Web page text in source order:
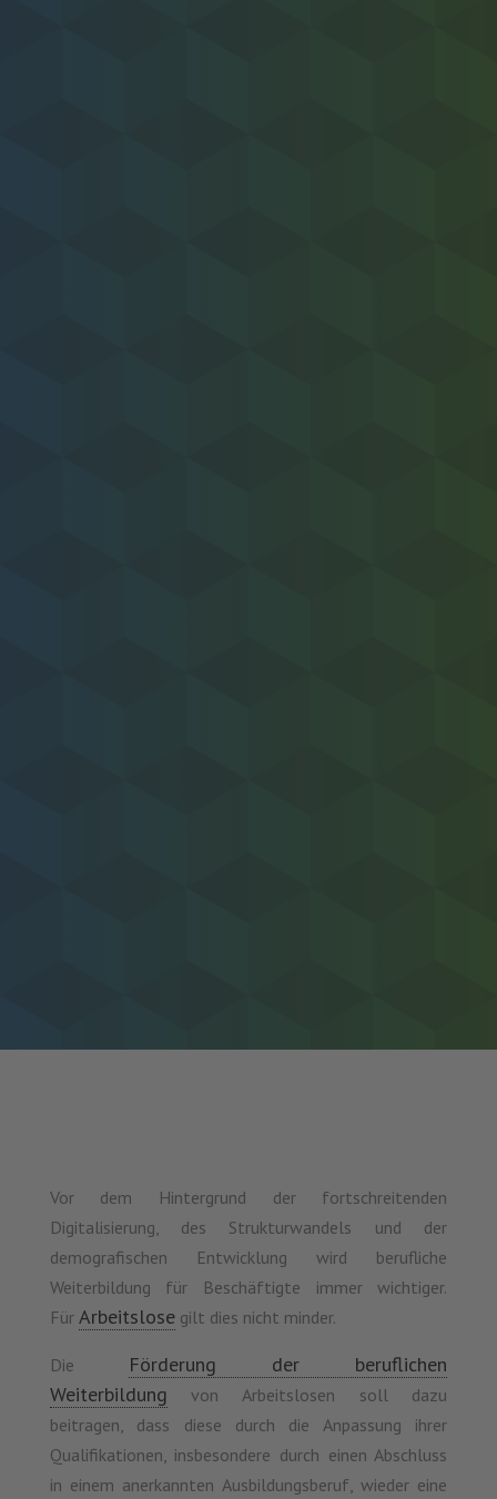
Vor dem Hintergrund der fortschreitenden
Digitalisierung, des Strukturwandels und der
demografischen Entwicklung wird berufliche
Weiterbildung für Beschäftigte immer wichtiger.
Für Arbeitslose gilt dies nicht minder.
Die
Förderung der beruflichen
Weiterbildung
von Arbeitslosen soll dazu
beitragen, dass diese durch die Anpassung ihrer
Qualifikationen, insbesondere durch einen Abschluss
in einem anerkannten Ausbildungsberuf, wieder eine